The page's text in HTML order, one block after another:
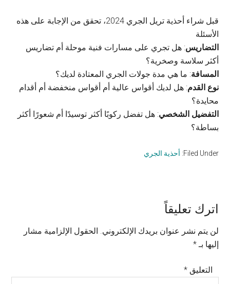
قبل شراء أحذية تريل الجري 2024، تحقق من الإجابة على هذه
الأسئلة
التضاريس: هل تجري على مسارات فنية موحلة أم تضاريس
أكثر سلاسة وصخرية؟
المسافة: ما هي مدة جولات الجري المعتادة لديك؟
نوع القدم: هل لديك أقواس عالية أم أقواس منخفضة أم أقدام
محايدة؟
التفضيل الشخصي: هل تفضل ركوبًا أكثر توسيدًا أم شعورًا أكثر
بساطة؟
Filed Under: أحذية الجري
Reader
Interactions
اترك تعليقاً
لن يتم نشر عنوان بريدك الإلكتروني. الحقول الإلزامية مشار
إليها بـ*
التعليق*